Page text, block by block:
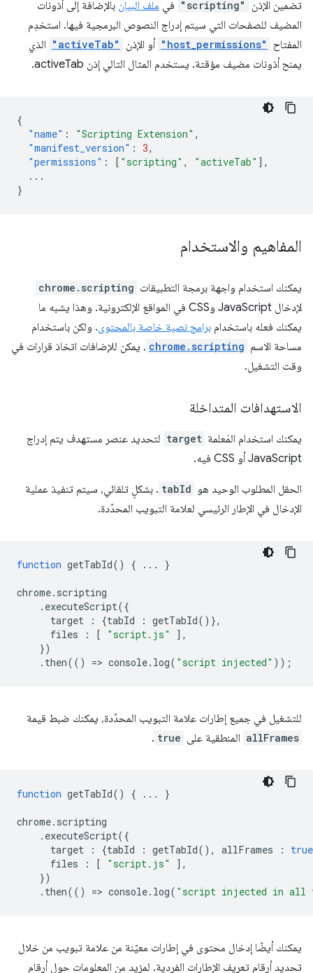
تضمين الإذن
"scripting" في ملف البيان بالإضافة إلى أذونات
المضيف للصفحات التي سيتم إدراج النصوص البرمجية فيها. استخدِم
المفتاح "host_permissions" أو الإذن "activeTab" الذي
يمنح أذونات مضيف مؤقتة. يستخدم المثال التالي إذن activeTab.
{
"name" : "Scripting Extension" ,
"manifest_version" : 3,
"permissions" : [ "scripting" , "activeTab" ],
...
}
المفاهيم والاستخدام
يمكنك استخدام واجهة برمجة التطبيقات chrome.scripting
لإدخال JavaScript وCSS في المواقع الإلكترونية. وهذا يشبه ما
يمكنك فعله باستخدام برامج نصية خاصة بالمحتوى. ولكن باستخدام
مساحة الاسم chrome.scripting ، يمكن للإضافات اتخاذ قرارات في
وقت التشغيل.
الاستهدافات المتداخلة
يمكنك استخدام المَعلمة target لتحديد عنصر مستهدف يتم إدراج
JavaScript أو CSS فيه.
الحقل المطلوب الوحيد هو tabId . بشكلٍ تلقائي، سيتم تنفيذ عملية
الإدخال في الإطار الرئيسي لعلامة التبويب المحدّدة.
function getTabId() { ... }
chrome. scripting
. executeScript({
target
: {tabId : getTabId()},
files
: [ "script.js"
],
})
. then(() => console. log( "script injected" ));
للتشغيل في جميع إطارات علامة التبويب المحدّدة، يمكنك ضبط قيمة
allFrames المنطقية على true
.
function getTabId() { ... }
chrome. scripting
. executeScript({
target
: {tabId : getTabId(), allFrames :
true
files
: [ "script.js"
],
})
. then(() => console. log( "script injected in all
يمكنك أيضًا إدخال محتوى في إطارات معيّنة من علامة تبويب من خلال
تحديد أرقام تعريف الإطارات الفردية. لمزيد من المعلومات حول أرقام